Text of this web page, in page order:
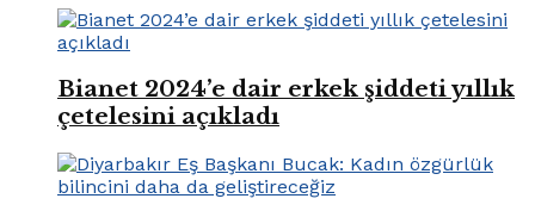
Bianet 2024’e dair erkek şiddeti yıllık
çetelesini açıkladı